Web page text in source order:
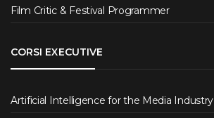
Film Critic & Festival Programmer
CORSI EXECUTIVE
Artificial Intelligence for the Media Industry